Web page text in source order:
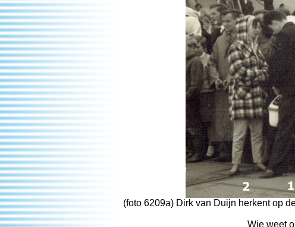
(foto 6209a) Dirk van Duijn herkent op
Wie weet